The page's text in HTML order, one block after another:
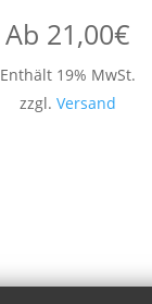
Ab 21,00€
Enthält 19% MwSt.
zzgl. Versand